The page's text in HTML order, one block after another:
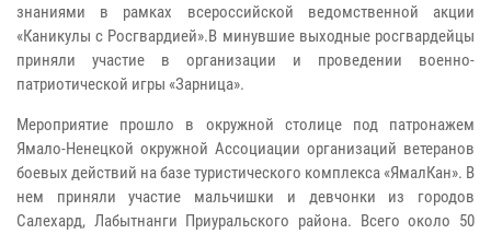
знаниями в рамках всероссийской ведомственной акции
«Каникулы с Росгвардией».В минувшие выходные росгвардейцы
приняли участие в организации и проведении военно-
патриотической игры «Зарница».
Мероприятие прошло в окружной столице под патронажем
Ямало-Ненецкой окружной Ассоциации организаций ветеранов
боевых действий на базе туристического комплекса «ЯмалКан». В
нем приняли участие мальчишки и девчонки из городов
Салехард, Лабытнанги Приуральского района. Всего около 50